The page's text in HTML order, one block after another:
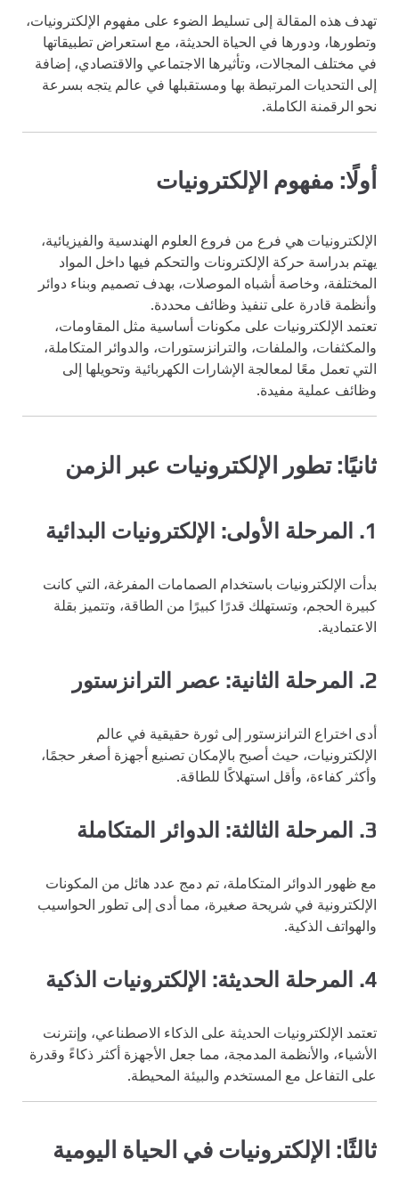
تهدف هذه المقالة إلى تسليط الضوء على مفهوم الإلكترونيات،
وتطورها، ودورها في الحياة الحديثة، مع استعراض تطبيقاتها
في مختلف المجالات، وتأثيرها الاجتماعي والاقتصادي، إضافة
إلى التحديات المرتبطة بها ومستقبلها في عالم يتجه بسرعة
نحو الرقمنة الكاملة.
أولًا: مفهوم الإلكترونيات
الإلكترونيات هي فرع من فروع العلوم الهندسية والفيزيائية،
يهتم بدراسة حركة الإلكترونات والتحكم فيها داخل المواد
المختلفة، وخاصة أشباه الموصلات، بهدف تصميم وبناء دوائر
وأنظمة قادرة على تنفيذ وظائف محددة.
تعتمد الإلكترونيات على مكونات أساسية مثل المقاومات،
والمكثفات، والملفات، والترانزستورات، والدوائر المتكاملة،
التي تعمل معًا لمعالجة الإشارات الكهربائية وتحويلها إلى
وظائف عملية مفيدة.
ثانيًا: تطور الإلكترونيات عبر الزمن
1. المرحلة الأولى: الإلكترونيات البدائية
بدأت الإلكترونيات باستخدام الصمامات المفرغة، التي كانت
كبيرة الحجم، وتستهلك قدرًا كبيرًا من الطاقة، وتتميز بقلة
الاعتمادية.
2. المرحلة الثانية: عصر الترانزستور
أدى اختراع الترانزستور إلى ثورة حقيقية في عالم
الإلكترونيات، حيث أصبح بالإمكان تصنيع أجهزة أصغر حجمًا،
وأكثر كفاءة، وأقل استهلاكًا للطاقة.
3. المرحلة الثالثة: الدوائر المتكاملة
مع ظهور الدوائر المتكاملة، تم دمج عدد هائل من المكونات
الإلكترونية في شريحة صغيرة، مما أدى إلى تطور الحواسيب
والهواتف الذكية.
4. المرحلة الحديثة: الإلكترونيات الذكية
تعتمد الإلكترونيات الحديثة على الذكاء الاصطناعي، وإنترنت
الأشياء، والأنظمة المدمجة، مما جعل الأجهزة أكثر ذكاءً وقدرة
على التفاعل مع المستخدم والبيئة المحيطة.
ثالثًا: الإلكترونيات في الحياة اليومية